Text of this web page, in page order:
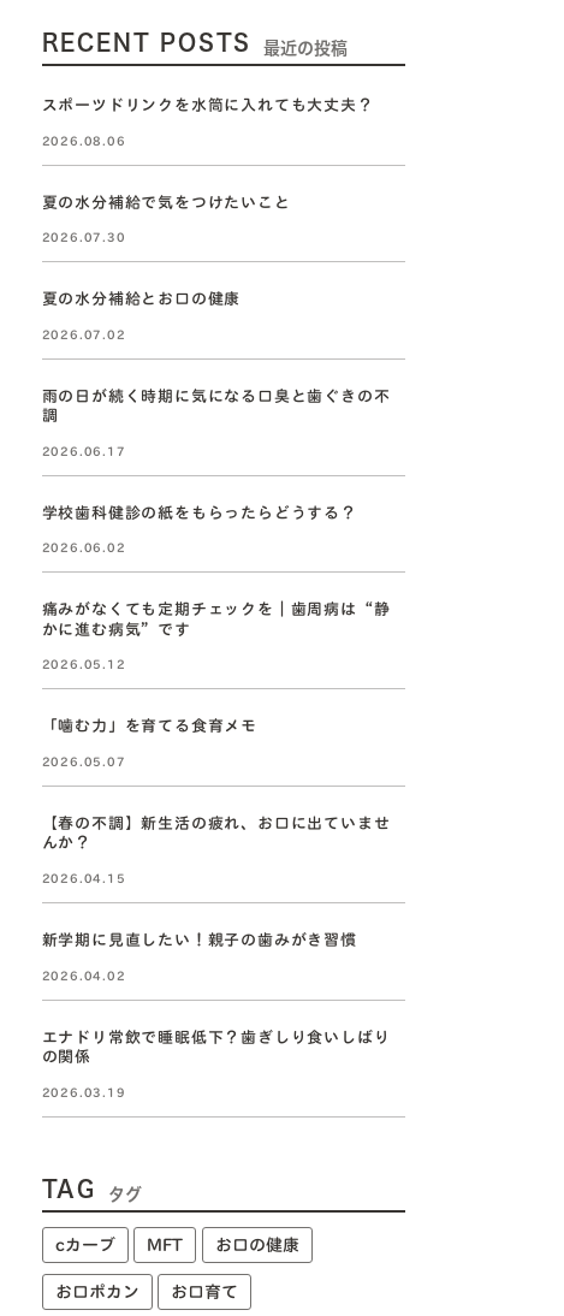
RECENT POSTS 最近の投稿
スポーツドリンクを水筒に入れても大丈夫？
2026.08.06
夏の水分補給で気をつけたいこと
2026.07.30
夏の水分補給とお口の健康
2026.07.02
雨の日が続く時期に気になる口臭と歯ぐきの不
調
2026.06.17
学校歯科健診の紙をもらったらどうする？
2026.06.02
痛みがなくても定期チェックを｜歯周病は“静
かに進む病気”です
2026.05.12
「噛む力」を育てる食育メモ
2026.05.07
【春の不調】新生活の疲れ、お口に出ていませ
んか？
2026.04.15
新学期に見直したい！親子の歯みがき習慣
2026.04.02
エナドリ常飲で睡眠低下？歯ぎしり食いしばり
の関係
2026.03.19
TAG タグ
cカーブ MFT お口の健康
お口ポカン お口育て